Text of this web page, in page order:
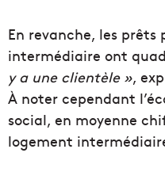
En revanche, les prêts
intermédiaire ont
y a une clientèle »,
À noter cependant
social, en moyenne
logement